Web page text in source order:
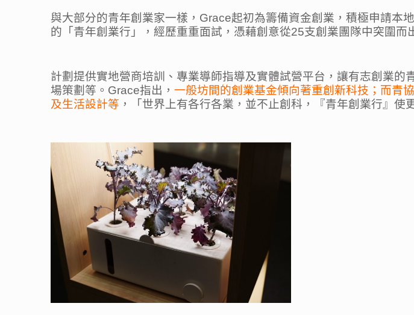
與大部分的青年創業家一樣，Grace起初為籌備資金創業，積極申請
的「青年創業行」，經歷重重面試，憑藉創意從25支創業團隊中突圍而
計劃提供實地營商培訓、專業導師指導及實體試營平台，讓有志創業
場策劃等。Grace指出， 一般坊間的創業基金傾向著重創新科技；而青
及生活設計等 ，「世界上有各行各業，並不止創科，『青年創業行』使